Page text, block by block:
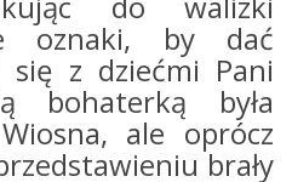
oznaki, by dać
się z dziećmi Pani
bohaterką była
ale oprócz
brały